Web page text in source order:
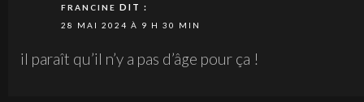
FRANCINE DIT :
28 MAI 2024 À 9 H 30 MIN
il paraît qu’il n’y a pas d’âge pour ça !